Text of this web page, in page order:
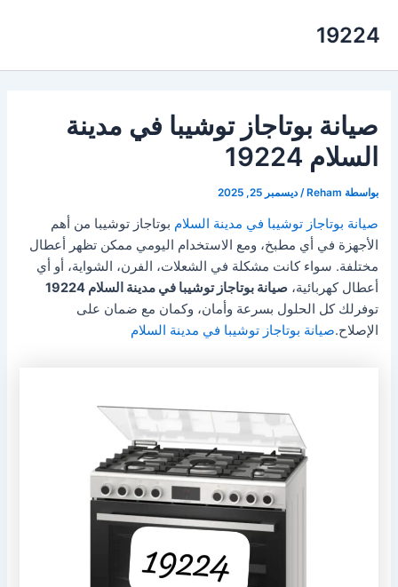
19224
صيانة بوتاجاز توشيبا في مدينة
السلام 19224
بواسطة Reham
/ديسمبر 25, 2025
صيانة بوتاجاز توشيبا في مدينة السلام بوتاجاز توشيبا من أهم
الأجهزة في أي مطبخ، ومع الاستخدام اليومي ممكن تظهر أعطال
مختلفة. سواء كانت مشكلة في الشعلات، الفرن، الشواية، أو أي
أعطال كهربائية،صيانة بوتاجاز توشيبا في مدينة السلام 19224
توفرلك كل الحلول بسرعة وأمان، وكمان مع ضمان على
الإصلاح.صيانة بوتاجاز توشيبا في مدينة السلام